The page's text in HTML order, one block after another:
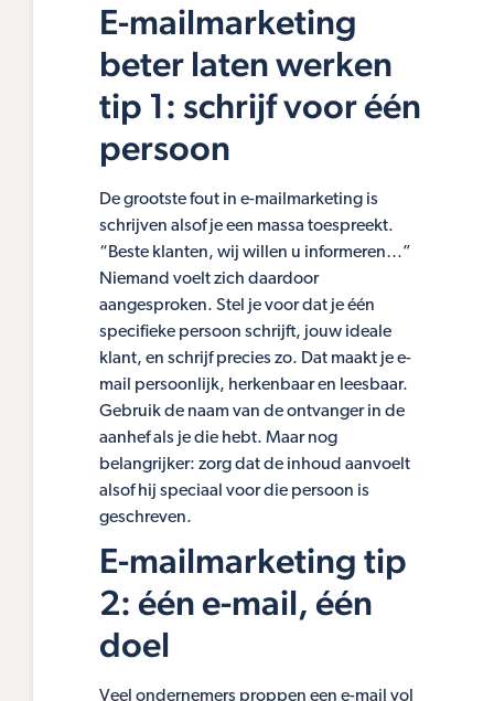
E-mailmarketing
beter laten werken
tip 1: schrijf voor één
persoon
De grootste fout in e-mailmarketing is
schrijven alsof je een massa toespreekt.
“Beste klanten, wij willen u informeren…”
Niemand voelt zich daardoor
aangesproken. Stel je voor dat je één
specifieke persoon schrijft, jouw ideale
klant, en schrijf precies zo. Dat maakt je e-
mail persoonlijk, herkenbaar en leesbaar.
Gebruik de naam van de ontvanger in de
aanhef als je die hebt. Maar nog
belangrijker: zorg dat de inhoud aanvoelt
alsof hij speciaal voor die persoon is
geschreven.
E-mailmarketing tip
2: één e-mail, één
doel
Veel ondernemers proppen een e-mail vol